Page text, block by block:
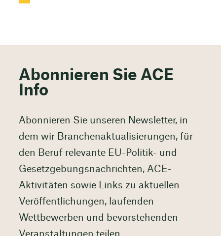
Abonnieren Sie ACE
Info
Abonnieren Sie unseren Newsletter, in
dem wir Branchenaktualisierungen, für
den Beruf relevante EU-Politik- und
Gesetzgebungsnachrichten, ACE-
Aktivitäten sowie Links zu aktuellen
Veröffentlichungen, laufenden
Wettbewerben und bevorstehenden